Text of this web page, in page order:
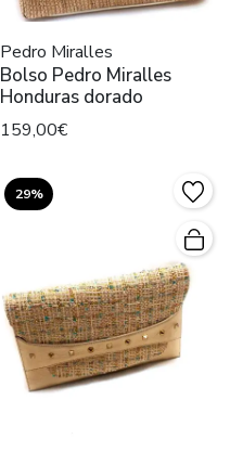
Pedro Miralles
Bolso Pedro Miralles
Honduras dorado
159,00€
29%